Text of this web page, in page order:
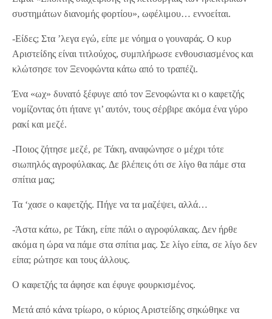
συστημάτων διανομής φορτίου», ωφέλιμου… εννοείται.
-Είδες; Στα ’λεγα εγώ, είπε με νόημα ο γουναράς. Ο κυρ
Αριστείδης είναι τιτλούχος, συμπλήρωσε ενθουσιασμένος και
κλώτσησε τον Ξενοφώντα κάτω από το τραπέζι.
Ένα «ωχ» δυνατό ξέφυγε από τον Ξενοφώντα κι ο καφετζής
νομίζοντας ότι ήτανε γι’ αυτόν, τους σέρβιρε ακόμα ένα γύρο
ρακί και μεζέ.
-Ποιος ζήτησε μεζέ, ρε Τάκη, αναφώνησε ο μέχρι τότε
σιωπηλός αγροφύλακας. Δε βλέπεις ότι σε λίγο θα πάμε στα
σπίτια μας;
Τα ‘χασε ο καφετζής. Πήγε να τα μαζέψει, αλλά…
-Άστα κάτω, ρε Τάκη, είπε πάλι ο αγροφύλακας. Δεν ήρθε
ακόμα η ώρα να πάμε στα σπίτια μας. Σε λίγο είπα, σε λίγο δεν
είπα; ρώτησε και τους άλλους.
Ο καφετζής τα άφησε και έφυγε φουρκισμένος.
Μετά από κάνα τρίωρο, ο κύριος Αριστείδης σηκώθηκε να